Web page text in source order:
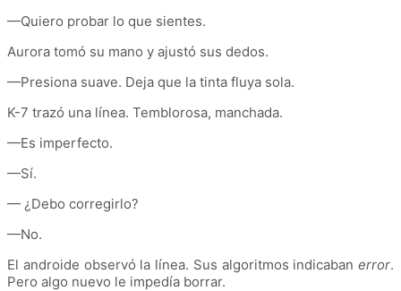
—Quiero probar lo que sientes.
Aurora tomó su mano y ajustó sus dedos.
—Presiona suave. Deja que la tinta fluya sola.
K-7 trazó una línea. Temblorosa, manchada.
—Es imperfecto.
—Sí.
— ¿Debo corregirlo?
—No.
El androide observó la línea. Sus algoritmos indicaban error.
Pero algo nuevo le impedía borrar.